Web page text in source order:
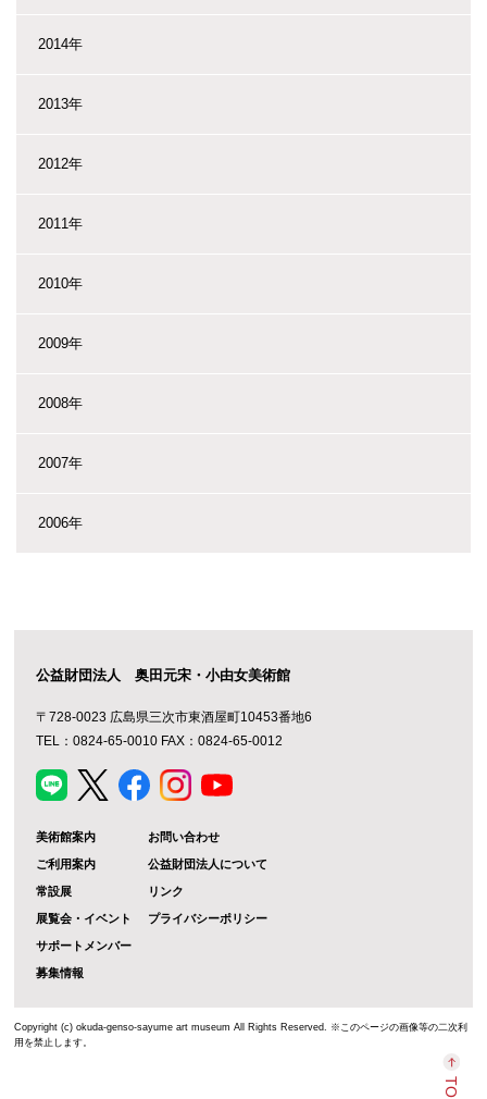
2014年
2013年
2012年
2011年
2010年
2009年
2008年
2007年
2006年
公益財団法人 奥田元宋・小由女美術館
〒728-0023 広島県三次市東酒屋町10453番地6
TEL：0824-65-0010 FAX：0824-65-0012
美術館案内
ご利用案内
常設展
展覧会・イベント
サポートメンバー
募集情報
お問い合わせ
公益財団法人について
リンク
プライバシーポリシー
Copyright (c) okuda-genso-sayume art museum All Rights Reserved. ※このページの画像等の二次利
用を禁止します。